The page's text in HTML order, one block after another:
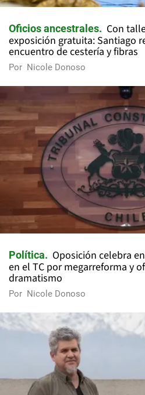
Oficios ancestrales
Con
exposición gratuita: Santiago
encuentro de cestería y fibras
Por Nicole Donoso
Política
Oposición celebra
en el TC por megarreforma y
dramatismo
Por Nicole Donoso